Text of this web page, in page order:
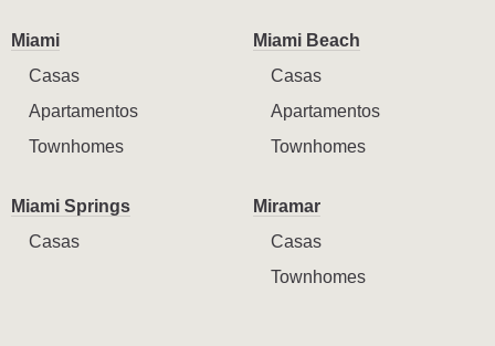
Miami
Casas
Apartamentos
Townhomes
Miami Beach
Casas
Apartamentos
Townhomes
Miami Springs
Casas
Miramar
Casas
Townhomes